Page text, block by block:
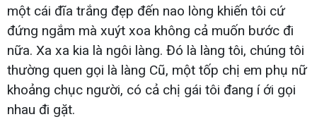
một cái đĩa trắng đẹp đến nao lòng khiến tôi cứ
đứng ngắm mà xuýt xoa không cả muốn bước đi
nữa. Xa xa kia là ngôi làng. Đó là làng tôi, chúng tôi
thường quen gọi là làng Cũ, một tốp chị em phụ nữ
khoảng chục người, có cả chị gái tôi đang í ới gọi
nhau đi gặt.